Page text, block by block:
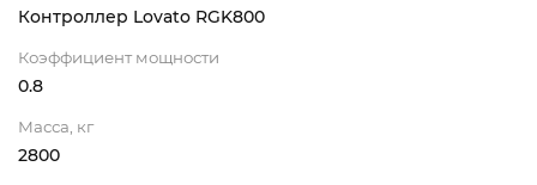
Контроллер Lovato RGK800
Коэффициент мощности
0.8
Масса, кг
2800